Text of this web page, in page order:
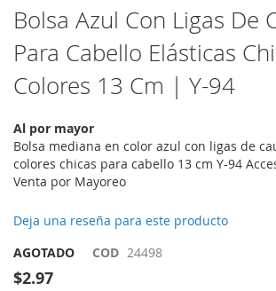
Saltar
al
comienzo
de
la
imágenes
Bolsa Azul Con Ligas De
Para Cabello Elásticas
Colores 13 Cm | Y-94
Al por mayor
Bolsa mediana en color azul con ligas de
colores chicas para cabello 13 cm Y-94
Venta por Mayoreo
Deja una reseña para este producto
AGOTADO
COD 24498
$2.97